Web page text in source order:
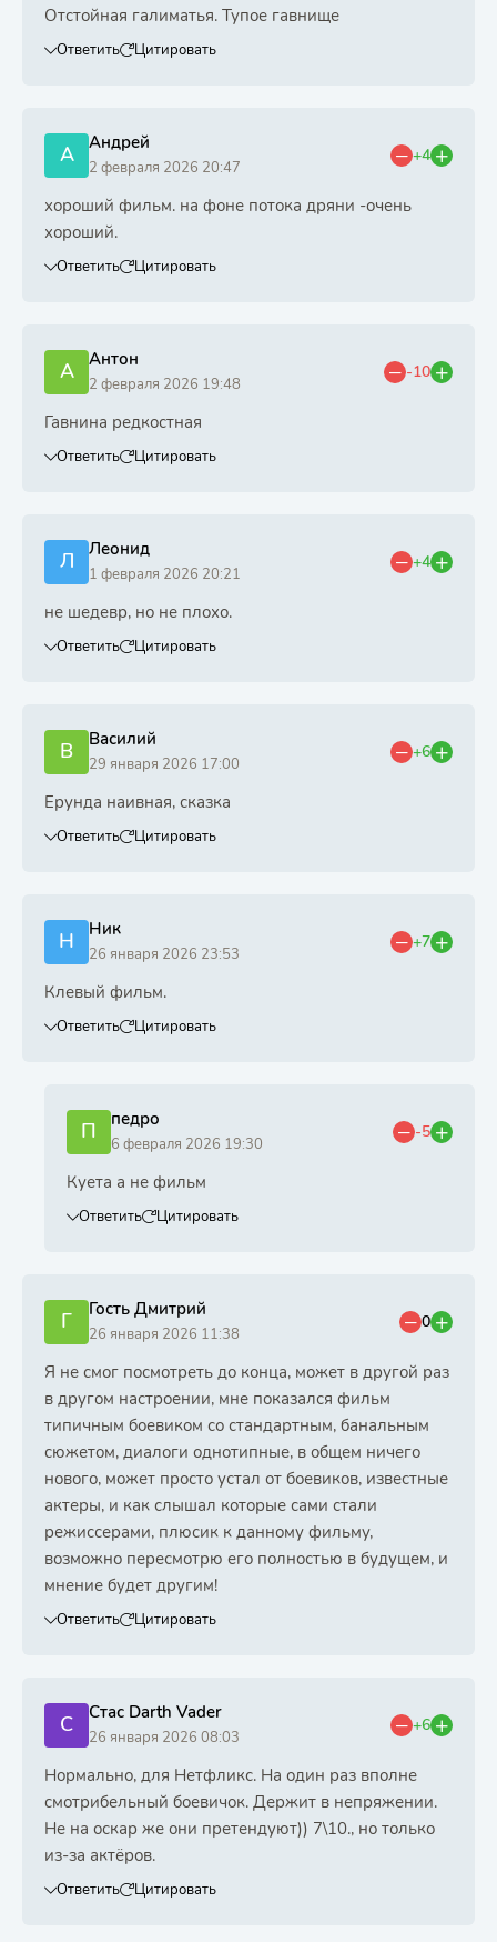
Отстойная галиматья. Тупое гавнище
Ответить Цитировать
А Андрей
2 февраля 2026 20:47
+4
хороший фильм. на фоне потока дряни -очень
хороший.
Ответить Цитировать
А Антон
2 февраля 2026 19:48
-10
Гавнина редкостная
Ответить Цитировать
Л Леонид
1 февраля 2026 20:21
+4
не шедевр, но не плохо.
Ответить Цитировать
В Василий
29 января 2026 17:00
+6
Ерунда наивная, сказка
Ответить Цитировать
Н Ник
26 января 2026 23:53
+7
Клевый фильм.
Ответить Цитировать
П педро
6 февраля 2026 19:30
-5
Куета а не фильм
Ответить Цитировать
Г Гость Дмитрий
26 января 2026 11:38
0
Я не смог посмотреть до конца, может в другой раз
в другом настроении, мне показался фильм
типичным боевиком со стандартным, банальным
сюжетом, диалоги однотипные, в общем ничего
нового, может просто устал от боевиков, известные
актеры, и как слышал которые сами стали
режиссерами, плюсик к данному фильму,
возможно пересмотрю его полностью в будущем, и
мнение будет другим!
Ответить Цитировать
С Стас Darth Vader
26 января 2026 08:03
+6
Нормально, для Нетфликс. На один раз вполне
смотрибельный боевичок. Держит в непряжении.
Не на оскар же они претендуют)) 7\10., но только
из-за актёров.
Ответить Цитировать